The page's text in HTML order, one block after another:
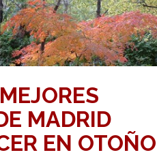
MADRID
EN OTOÑO